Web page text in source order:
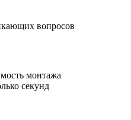
вопросов
монтажа
секунд